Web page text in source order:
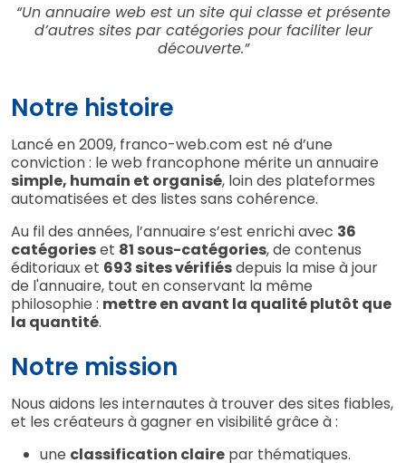
“Un annuaire web est un site qui classe et présente
d’autres sites par catégories pour faciliter leur
découverte.”
Notre histoire
Lancé en 2009, franco-web.com est né d’une
conviction : le web francophone mérite un annuaire
simple, humain et organisé, loin des plateformes
automatisées et des listes sans cohérence.
Au fil des années, l’annuaire s’est enrichi avec 36
catégorieset 81 sous-catégories, de contenus
éditoriaux et 693 sites vérifiésdepuis la mise à jour
de l'annuaire, tout en conservant la même
philosophie : mettre en avant la qualité plutôt que
la quantité.
Notre mission
Nous aidons les internautes à trouver des sites fiables,
et les créateurs à gagner en visibilité grâce à :
une classification claire par thématiques.